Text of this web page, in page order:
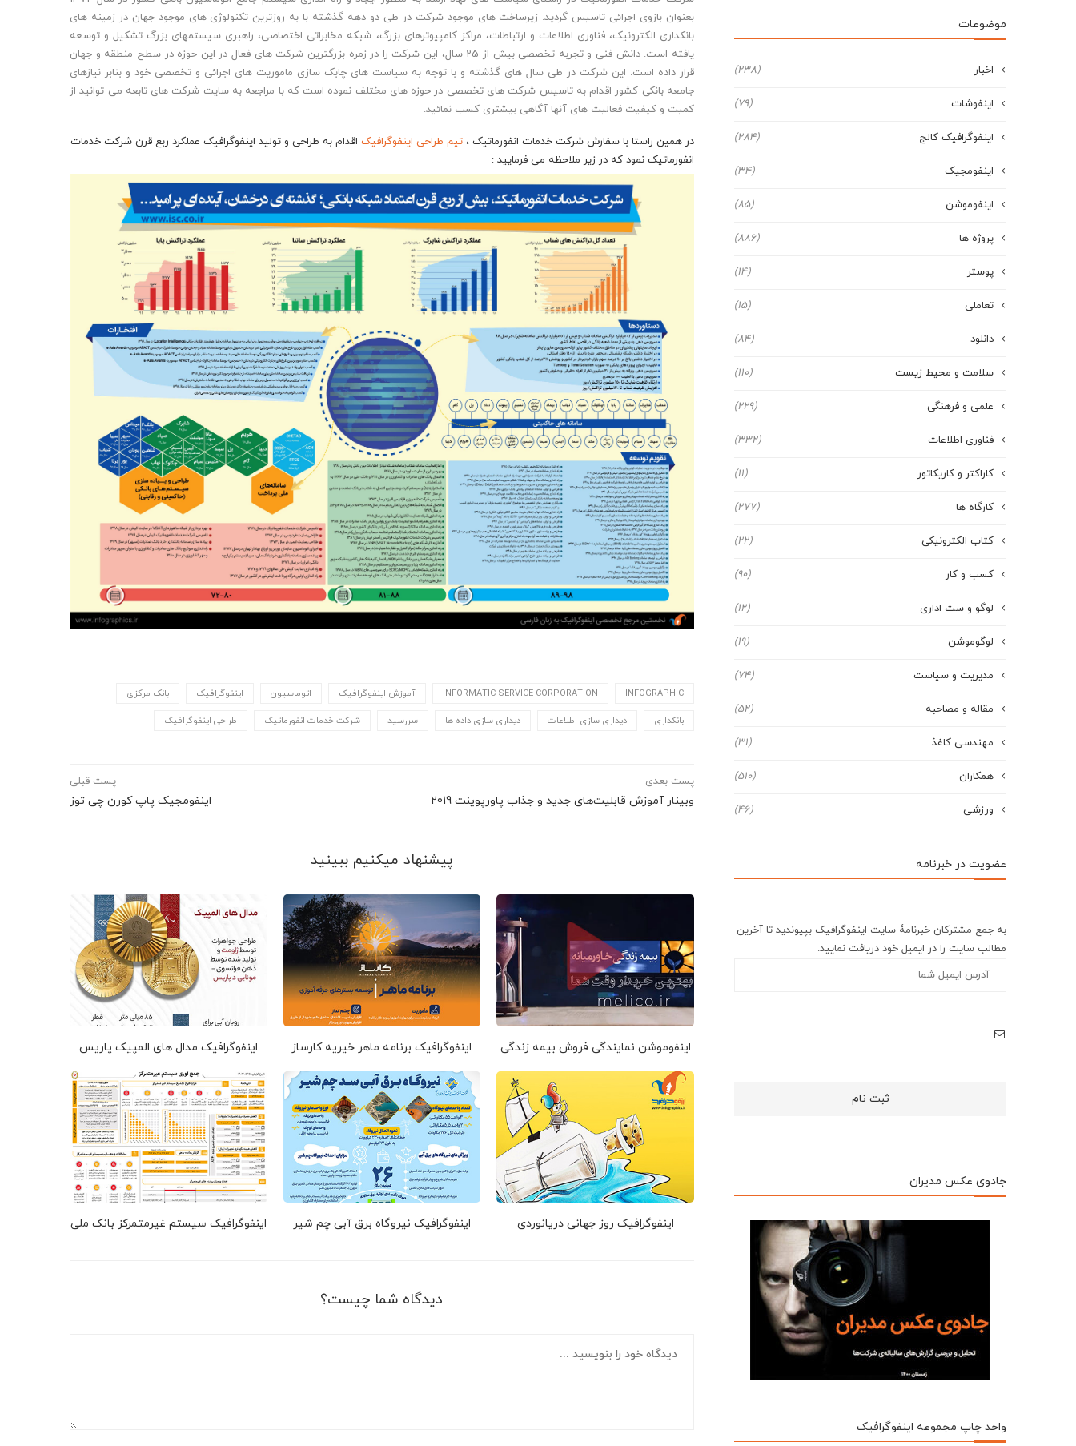
بعنوان بازوی اجرائی تاسیس گردید. زیرساخت های موجود شرکت در طی دو دهه گذشته با به روزترین تکنولوژی های موجود جهان در زمینه های
بانکداری الکترونیک، فناوری اطلاعات و ارتباطات، مراکز کامپیوترهای بزرگ، شبکه مخابراتی اختصاصی، راهبری سیستمهای بزرگ تشکیل و توسعه
یافته است. دانش فنی و تجربه تخصصی بیش از 25 سال، این شرکت را در زمره بزرگترین شرکت های فعال در این حوزه در سطح منطقه و جهان
قرار داده است. این شرکت در طی سال های گذشته و با توجه به سیاست های چابک سازی ماموریت های اجرائی و تخصصی خود و بنابر نیازهای
جامعه بانکی کشور اقدام به تاسیس شرکت های تخصصی در حوزه های مختلف نموده است که با مراجعه به سایت شرکت های تابعه می توانید از
کمیت و کیفیت فعالیت های آنها آگاهی بیشتری کسب نمائید.
در همین راستا با سفارش شرکت خدمات انفورماتیک ،تیم طراحی اینفوگرافیک اقدام به طراحی و تولید اینفوگرافیک عملکرد ربع قرن شرکت خدمات
انفورماتیک نمود که در زیر ملاحظه می فرمایید :
INFOGRAPHIC
INFORMATIC SERVICE CORPORATION آموزش اینفوگرافیک اتوماسیون اینفوگرافیک بانک مرکزی
بانکداری دیداری سازی اطلاعات دیداری سازی داده ها سررسید شرکت خدمات انفورماتیک طراحی اینفوگرافیک
پست قبلی
اینفومجیک پاپ کورن چی توز
پست بعدی
وبینار آموزش قابلیت‌های جدید و جذاب پاورپوینت 2019
پیشنهاد می‎کنیم ببینید
اینفوگرافیک مدال های المپیک پاریس اینفوگرافیک برنامه ماهر خیریه کارساز اینفوموشن نمایندگی فروش بیمه زندگی
اینفوگرافیک سیستم غیرمتمرکز بانک ملی اینفوگرافیک نیروگاه برق آبی چم شیر اینفوگرافیک روز جهانی دریانوردی
دیدگاه شما چیست؟
موضوعات
اخبار (238)
اینفوشات (79)
اینفوگرافیک کالج (284)
اینفومجیک (34)
اینفوموشن (85)
پروژه ها (886)
پوستر (14)
تعاملی (15)
دانلود (84)
سلامت و محیط زیست (110)
علمی و فرهنگی (229)
فناوری اطلاعات (332)
کاراکتر و کاریکاتور (11)
کارگاه ها (277)
کتاب الکترونیکی (22)
کسب و کار (90)
لوگو و ست اداری (12)
لوگوموشن (19)
مدیریت و سیاست (74)
مقاله و مصاحبه (52)
مهندسی کاغذ (31)
همکاران (510)
ورزشی (46)
عضویت در خبرنامه
به جمع مشترکان خبرنامۀ سایت اینفوگرافیک بپیوندید تا آخرین
مطالب سایت را در ایمیل خود دریافت نمایید.
جادوی عکس مدیران
واحد چاپ مجموعه اینفوگرافیک